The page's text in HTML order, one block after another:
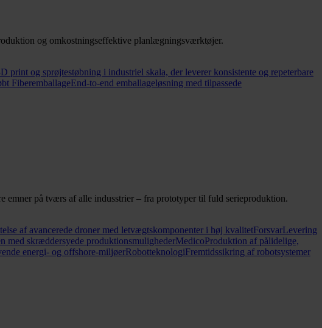
og omkostningseffektive planlægningsværktøjer.
print og sprøjtestøbning i industriel skala, der leverer konsistente og repeterbare
FiberemballageEnd-to-end emballageløsning med tilpassede
emner på tværs af alle indusstrier – fra prototyper til fuld serieproduktion.
af avancerede droner med letvægtskomponenter i høj kvalitetForsvarLevering
med skræddersyede produktionsmulighederMedicoProduktion af pålidelige,
energi- og offshore-miljøerRobotteknologiFremtidssikring af robotsystemer